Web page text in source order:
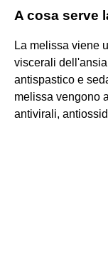
A cosa serve
La melissa viene
viscerali
antispastico e
melissa vengono
antivirali,